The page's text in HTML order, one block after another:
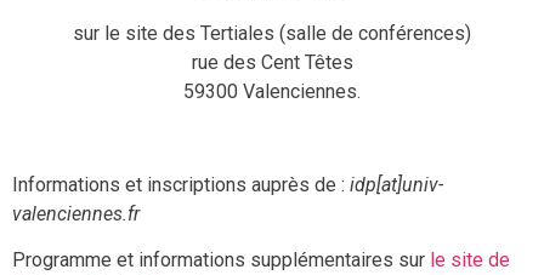
sur le site des Tertiales (salle de conférences)
rue des Cent Têtes
59300 Valenciennes.
Informations et inscriptions auprès de : idp[at]univ-
valenciennes.fr
Programme et informations supplémentaires sur le site de